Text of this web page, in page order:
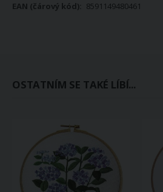
8591149480461
OSTATNÍM SE TAKÉ LÍBÍ...